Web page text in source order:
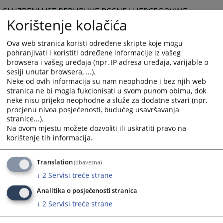
SLUZBENI LIST REPUBLIKE BOSNE I HERCEGOVINE
https://www.sllist.ba/
PRAVNI OBRASCI
https://www.pravni-obrasci.co.yu/
ELIT SOFT
https://www.elitsoft.co.yu/
ING PRO
https://www.ingpro.co.yu/
INFOTEK
https://www.propisi.co.yu/novi/indexpr.html
BAZE STRANIH PRAVNIH PROPISA
AUSTRIJA
https://www.ris.bka.gv.at/
VELIKA BRITANIJA
https://www.llrx.com/features/uk2.htm
FRANCUSKA
Korištenje kolačića
Ova web stranica koristi određene skripte koje mogu
pohranjivati i koristiti određene informacije iz vašeg
browsera i vašeg uređaja (npr. IP adresa uređaja, varijable o
sesiji unutar browsera, ...).
Neke od ovih informacija su nam neophodne i bez njih web
stranica ne bi mogla fukcionisati u svom punom obimu, dok
neke nisu prijeko neophodne a služe za dodatne stvari (npr.
procjenu nivoa posjećenosti, budućeg usavršavanja
stranice...).
Na ovom mjestu možete dozvoliti ili uskratiti pravo na
korištenje tih informacija.
Translation(obavezna)
↓ 2 Servisi treće strane
Analitika o posjećenosti stranica
↓ 2 Servisi treće strane